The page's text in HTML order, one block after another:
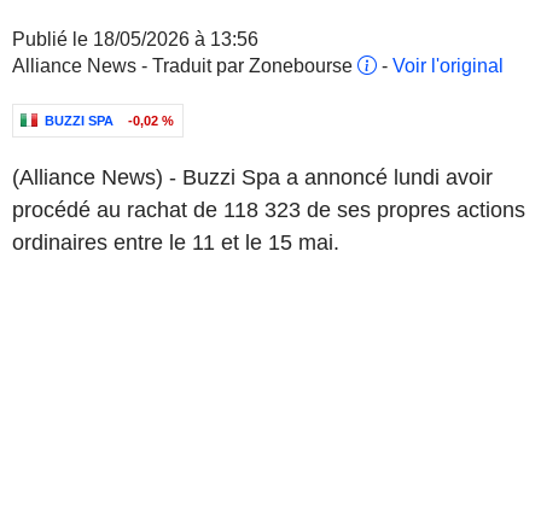
Publié le 18/05/2026 à 13:56
Alliance News - Traduit par Zonebourse
- Voir l'original
BUZZI SPA -0,02 %
(Alliance News) - Buzzi Spa a annoncé lundi avoir
procédé au rachat de 118 323 de ses propres actions
ordinaires entre le 11 et le 15 mai.